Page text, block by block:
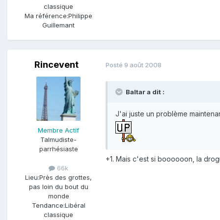
classique
Ma référence:Philippe
Guillemant
Rincevent
Membre Actif
Talmudiste-
parrhésiaste
66k
Lieu:Près des grottes,
pas loin du bout du
monde
Tendance:Libéral
classique
Posté 9 août 2008
Baltar a dit :
J'ai juste un problème
+1. Mais c'est si boooooon, la